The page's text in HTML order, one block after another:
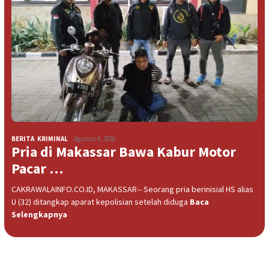
BERITA KRIMINAL Agustus 4, 2026
Pria di Makassar Bawa Kabur Motor
Pacar …
CAKRAWALAINFO.CO.ID, MAKASSAR-- Seorang pria berinisial HS alias
U (32) ditangkap aparat kepolisian setelah diduga Baca
Selengkapnya